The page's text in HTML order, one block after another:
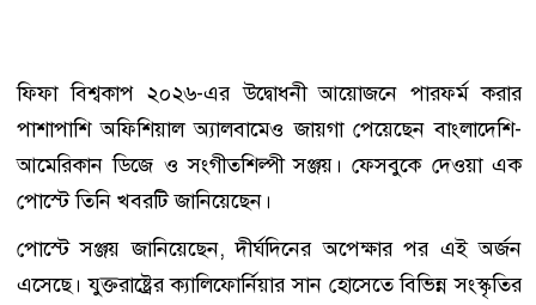
ফিফা বিশ্বকাপ ২০২৬-এর উদ্বোধনী আয়োজনে পারফর্ম করার
পাশাপাশি অফিশিয়াল অ্যালবামেও জায়গা পেয়েছেন বাংলাদেশি-
আমেরিকান ডিজে ও সংগীতশিল্পী সঞ্জয়। ফেসবুকে দেওয়া এক
পোস্টে তিনি খবরটি জানিয়েছেন।
পোস্টে সঞ্জয় জানিয়েছেন, দীর্ঘদিনের অপেক্ষার পর এই অর্জন
এসেছে। যুক্তরাষ্ট্রের ক্যালিফোর্নিয়ার সান হোসেতে বিভিন্ন সংস্কৃতির